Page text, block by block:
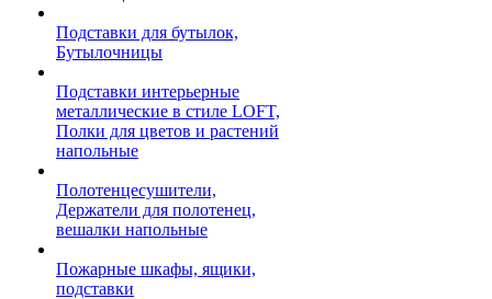
Подставки для бутылок,
Бутылочницы
Подставки интерьерные
металлические в стиле LOFT,
Полки для цветов и растений
напольные
Полотенцесушители,
Держатели для полотенец,
вешалки напольные
Пожарные шкафы, ящики,
подставки